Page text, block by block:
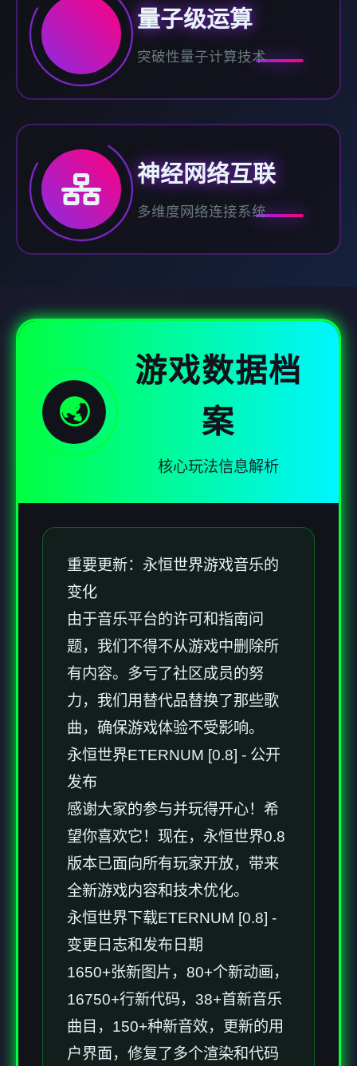
量子级运算
突破性量子计算技术
神经网络互联
多维度网络连接系统
🌏
游戏数据档
案
核心玩法信息解析
重要更新：永恒世界游戏音乐的
变化
由于音乐平台的许可和指南问
题，我们不得不从游戏中删除所
有内容。多亏了社区成员的努
力，我们用替代品替换了那些歌
曲，确保游戏体验不受影响。
永恒世界ETERNUM [0.8] - 公开
发布
感谢大家的参与并玩得开心！希
望你喜欢它！现在，永恒世界0.8
版本已面向所有玩家开放，带来
全新游戏内容和技术优化。
永恒世界下载ETERNUM [0.8] -
变更日志和发布日期
1650+张新图片，80+个新动画，
16750+行新代码，38+首新音乐
曲目，150+种新音效，更新的用
户界面，修复了多个渲染和代码